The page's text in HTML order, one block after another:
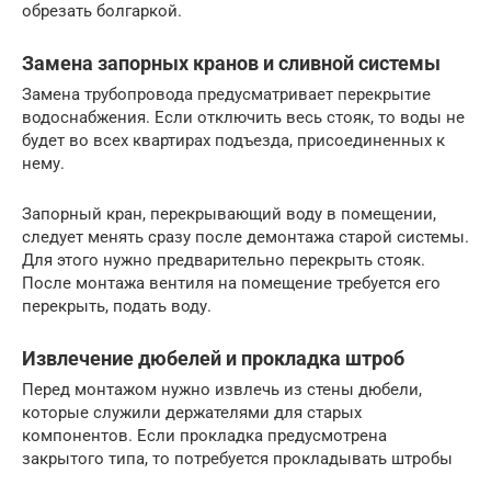
обрезать болгаркой.
Замена запорных кранов и сливной системы
Замена трубопровода предусматривает перекрытие
водоснабжения. Если отключить весь стояк, то воды не
будет во всех квартирах подъезда, присоединенных к
нему.
Запорный кран, перекрывающий воду в помещении,
следует менять сразу после демонтажа старой системы.
Для этого нужно предварительно перекрыть стояк.
После монтажа вентиля на помещение требуется его
перекрыть, подать воду.
Извлечение дюбелей и прокладка штроб
Перед монтажом нужно извлечь из стены дюбели,
которые служили держателями для старых
компонентов. Если прокладка предусмотрена
закрытого типа, то потребуется прокладывать штробы